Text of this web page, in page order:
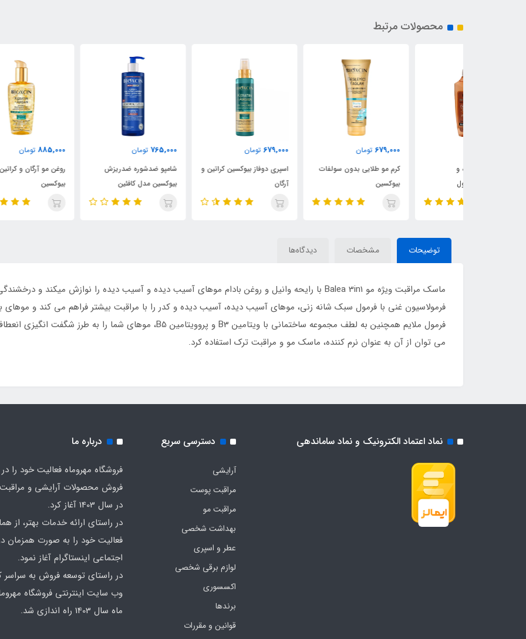
محصولات مرتبط
کرم مو طلایی بدون سولفات
اسپری دوفاز بیوکسین کراتین و
شامپو ضدشوره ضدریزش
بیوکسین مدل کافئین
روغن مو آرگان و کراتین
بیوکسین
توضیحات مشخصات دیدگاه‌ها
ماسک مراقبت ویژه مو Balea 3in1 با رایحه وانیل و روغن بادام موهای آسیب دیده و آسیب دیده را نوازش میکند و درخشندگی و جلوه ای درخشان به آن می بخشد.
فرمولاسیون غنی با فرمول سبک شانه زنی، موهای آسیب دیده، آسیب دیده و کدر را با مراقبت بیشتر فراهم می کند و
فرمول ملایم همچنین به لطف مجموعه ساختمانی با ویتامین B3 و پروویتامین B5، موهای شما را به طرز شگفت انگیزی انعطاف پذیر می کند.
می توان از آن به عنوان نرم کننده، ماسک مو و مراقبت ترک استفاده کرد.
نماد اعتماد الکترونیک و نماد ساماندهی دسترسی سریع
آرایشی
مراقبت پوست
مراقبت مو
بهداشت شخصی
عطر و اسپری
لوازم برقی شخصی
اکسسوری
برندها
قوانین و مقررات
درباره ما
فروشگاه مهروماه فعالیت خود را در
فروش محصولات آرایشی و
در سال 1403 آغاز کرد.
در راستای ارائه خدمات بهتر، از
فعالیت خود را به صورت همزمان
اجتماعی اینستاگرام آغاز نمود.
در راستای توسعه فروش به سراسر
وب سایت اینترنتی فروشگاه
ماه سال 1403 راه اندازی شد.